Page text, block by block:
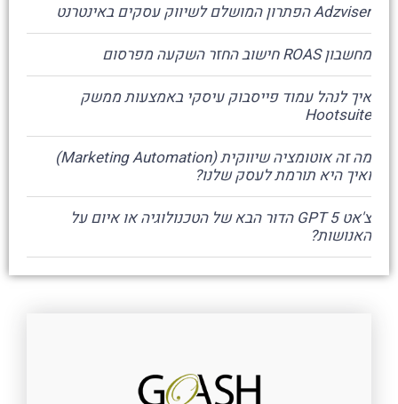
Adzviser הפתרון המושלם לשיווק עסקים באינטרנט
מחשבון ROAS חישוב החזר השקעה מפרסום
איך לנהל עמוד פייסבוק עיסקי באמצעות ממשק
Hootsuite
מה זה אוטומציה שיווקית (Marketing Automation)
ואיך היא תורמת לעסק שלנו?
צ'אט GPT 5 הדור הבא של הטכנולוגיה או איום על
האנושות?